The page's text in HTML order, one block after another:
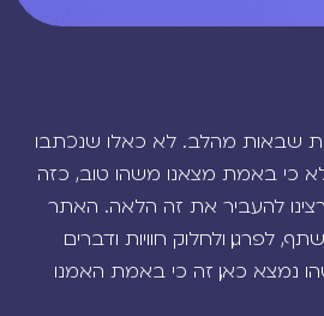
שבאות מהלב. לא כאלו שנכתבו
כי באמת מצאנו משהו טוב, כזה
להעביר את זה הלאה. האתר
לפרגן, ולחלוק חוויות ודברים
נמצא כאן, זה כי באמת האמנו